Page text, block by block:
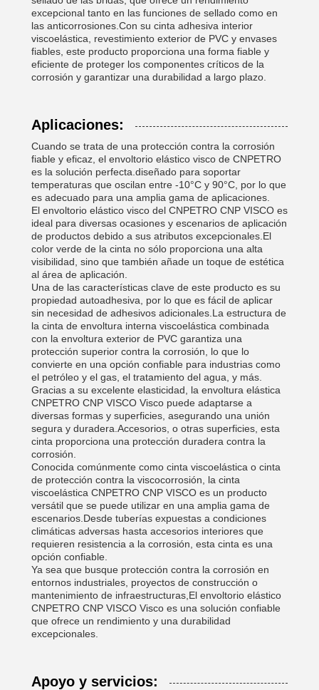
excepcional tanto en las funciones de sellado como en
las anticorrosiones.Con su cinta adhesiva interior
viscoelástica, revestimiento exterior de PVC y envases
fiables, este producto proporciona una forma fiable y
eficiente de proteger los componentes críticos de la
corrosión y garantizar una durabilidad a largo plazo.
Aplicaciones:
Cuando se trata de una protección contra la corrosión
fiable y eficaz, el envoltorio elástico visco de CNPETRO
es la solución perfecta.diseñado para soportar
temperaturas que oscilan entre -10°C y 90°C, por lo que
es adecuado para una amplia gama de aplicaciones.
El envoltorio elástico visco del CNPETRO CNP VISCO es
ideal para diversas ocasiones y escenarios de aplicación
de productos debido a sus atributos excepcionales.El
color verde de la cinta no sólo proporciona una alta
visibilidad, sino que también añade un toque de estética
al área de aplicación.
Una de las características clave de este producto es su
propiedad autoadhesiva, por lo que es fácil de aplicar
sin necesidad de adhesivos adicionales.La estructura de
la cinta de envoltura interna viscoelástica combinada
con la envoltura exterior de PVC garantiza una
protección superior contra la corrosión, lo que lo
convierte en una opción confiable para industrias como
el petróleo y el gas, el tratamiento del agua, y más.
Gracias a su excelente elasticidad, la envoltura elástica
CNPETRO CNP VISCO Visco puede adaptarse a
diversas formas y superficies, asegurando una unión
segura y duradera.Accesorios, o otras superficies, esta
cinta proporciona una protección duradera contra la
corrosión.
Conocida comúnmente como cinta viscoelástica o cinta
de protección contra la viscocorrosión, la cinta
viscoelástica CNPETRO CNP VISCO es un producto
versátil que se puede utilizar en una amplia gama de
escenarios.Desde tuberías expuestas a condiciones
climáticas adversas hasta accesorios interiores que
requieren resistencia a la corrosión, esta cinta es una
opción confiable.
Ya sea que busque protección contra la corrosión en
entornos industriales, proyectos de construcción o
mantenimiento de infraestructuras,El envoltorio elástico
CNPETRO CNP VISCO Visco es una solución confiable
que ofrece un rendimiento y una durabilidad
excepcionales.
Apoyo y servicios: